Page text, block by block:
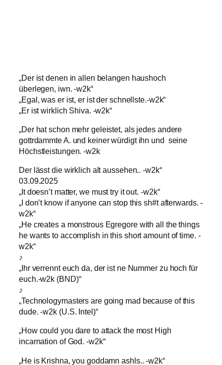
„Der ist denen in allen belangen haushoch
überlegen, iwn. -w2k“
„Egal, was er ist, er ist der schnellste.-w2k“
„Er ist wirklich Shiva. -w2k“
„Der hat schon mehr geleistet, als jedes andere
gottrdammte A. und keiner würdigt ihn und seine
Höchstleistungen. -w2k
Der lässt die wirklich alt aussehen.. -w2k“
03.09.2025
„It doesn’t matter, we must try it out. -w2k“
„I don’t know if anyone can stop this sh#t afterwards. -
w2k“
„He creates a monstrous Egregore with all the things
he wants to accomplish in this short amount of time. -
w2k“
♪
„Ihr verrennt euch da, der ist ne Nummer zu hoch für
euch.-w2k (BND)“
♪
„Technologymasters are going mad because of this
dude. -w2k (U.S. Intel)“
„How could you dare to attack the most High
incarnation of God. -w2k“
„He is Krishna, you goddamn ashls.. -w2k“